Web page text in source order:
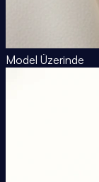
Model Üzerinde